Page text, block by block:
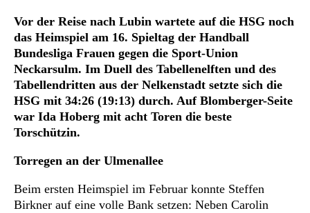
Vor der Reise nach Lubin wartete auf die HSG noch
das Heimspiel am 16. Spieltag der Handball
Bundesliga Frauen gegen die Sport-Union
Neckarsulm. Im Duell des Tabellenelften und des
Tabellendritten aus der Nelkenstadt setzte sich die
HSG mit 34:26 (19:13) durch. Auf Blomberger-Seite
war Ida Hoberg mit acht Toren die beste
Torschützin.
Torregen an der Ulmenallee
Beim ersten Heimspiel im Februar konnte Steffen
Birkner auf eine volle Bank setzen: Neben Carolin